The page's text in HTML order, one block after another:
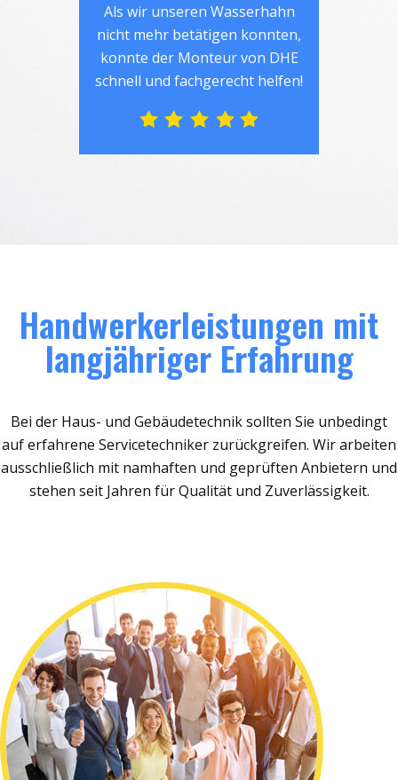
Als wir unseren Wasserhahn
nicht mehr betätigen konnten,
konnte der Monteur von DHE
schnell und fachgerecht helfen!
Handwerkerleistungen mit
langjähriger Erfahrung
Bei der Haus- und Gebäudetechnik sollten Sie unbedingt
auf erfahrene Servicetechniker zurückgreifen. Wir arbeiten
ausschließlich mit namhaften und geprüften Anbietern und
stehen seit Jahren für Qualität und Zuverlässigkeit.